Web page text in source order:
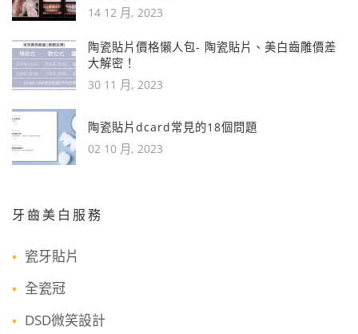
14 12 月, 2023
陶瓷貼片價格懶人包- 陶瓷貼片、美白齒雕價差
大解密！
30 11 月, 2023
陶瓷貼片dcard常見的18個問題
02 10 月, 2023
牙齒美白服務
瓷牙貼片
全瓷冠
DSD微笑設計